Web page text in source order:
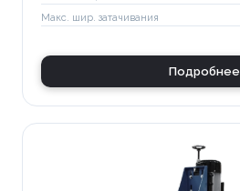
Макс. шир. затачивания
Подробнее